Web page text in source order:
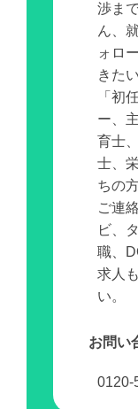
渉ま
ん、
ォロ
きた
「初
ー、
育士
士、
ちの
ご連
ビ、
職、
求人
い。
お問い
0120-